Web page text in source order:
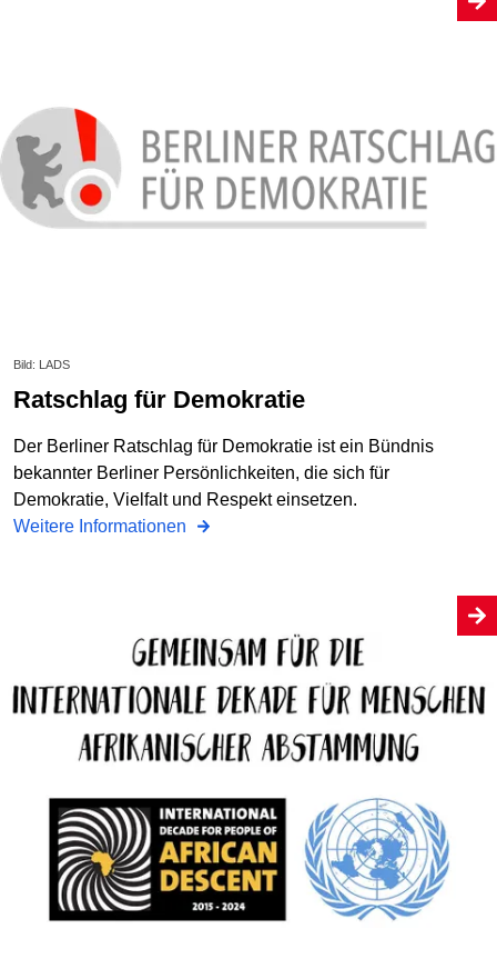
Bild: LADS
Ratschlag für Demokratie
Der Berliner Ratschlag für Demokratie ist ein Bündnis
bekannter Berliner Persönlichkeiten, die sich für
Demokratie, Vielfalt und Respekt einsetzen.
Weitere Informationen